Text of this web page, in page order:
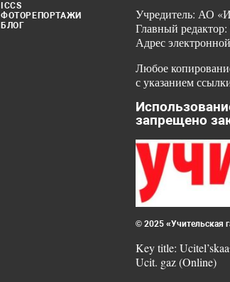
ICCS
ФОТОРЕПОРТАЖИ
БЛОГ
Учредитель: АО
Главный
Адрес
Любое
с указанием
запрещено
© 2025 «Учительская
Key title:
Ucit. gaz (Online)